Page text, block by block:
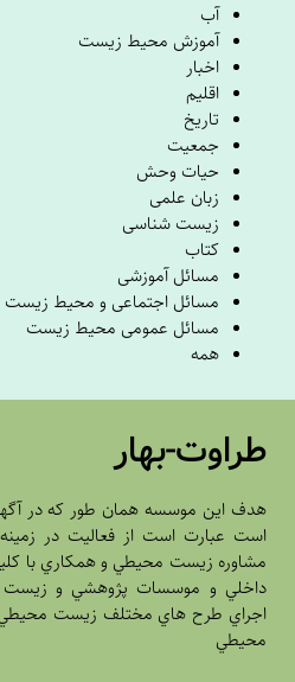
آب
آموزش محیط زیست
اخبار
اقلیم
تاریخ
جمعیت
حیات وحش
زبان علمی
زیست شناسی
کتاب
مسائل آموزشی
مسائل اجتماعی و محیط زیست
مسائل عمومی محیط زیست
همه
طراوت-بهار
هدف اين موسسه همان طور که در
است عبارت است از فعاليت در
مشاوره زيست محيطي و همکاري با
داخلي و موسسات پژوهشي و زيست
اجراي طرح هاي مختلف زيست
محيطي